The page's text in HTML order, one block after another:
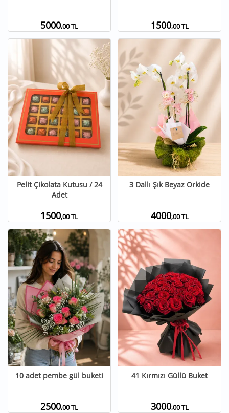
5000,00 TL 1500,00 TL
Pelit Çikolata Kutusu / 24
Adet
1500,00 TL
3 Dallı Şık Beyaz Orkide
4000,00 TL
10 adet pembe gül buketi
2500,00 TL
41 Kırmızı Güllü Buket
3000,00 TL